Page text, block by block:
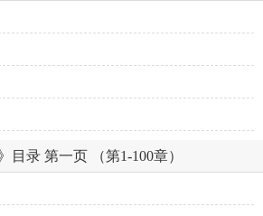
目录 第一页 （第1-100章）